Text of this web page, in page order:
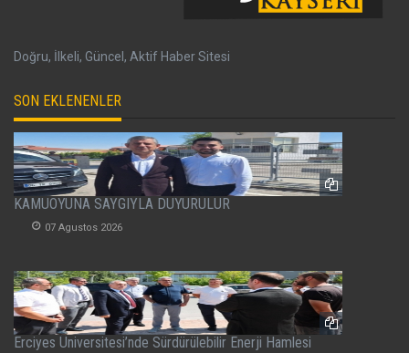
Doğru, İlkeli, Güncel, Aktif Haber Sitesi
SON EKLENENLER
KAMUOYUNA SAYGIYLA DUYURULUR
07 Agustos 2026
Erciyes Üniversitesi’nde Sürdürülebilir Enerji Hamlesi